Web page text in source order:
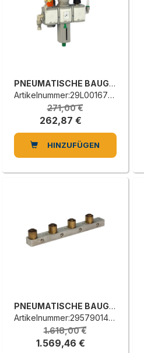
PNEUMATISCHE BAUGRUPPE
Artikelnummer:29L0016787A
271,00 €
262,87 €
HINZUFÜGEN
PNEUMATISCHE BAUGRUPPE
Artikelnummer:2957901420E
1.618,00 €
1.569,46 €